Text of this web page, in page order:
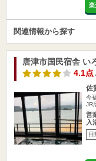
楽
関連情報から探す
唐津市国民宿舎 い
4.1点
佐
今
JR
営
入
日